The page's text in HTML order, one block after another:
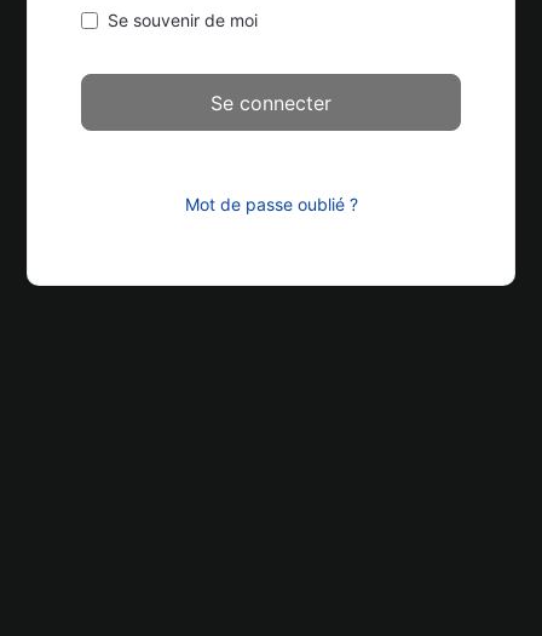
Se souvenir de moi
Mot de passe oublié ?